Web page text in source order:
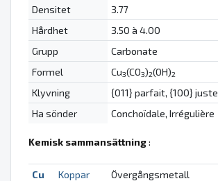
Densitet
3.77
Hårdhet
3.50 à 4.00
Grupp
Carbonate
Formel
Cu3(CO3)2(OH)2
Klyvning
{011} parfait, {100} juste
Ha sönder
Conchoïdale, Irrégulière
Kemisk sammansättning:
Cu Koppar Övergångsmetall